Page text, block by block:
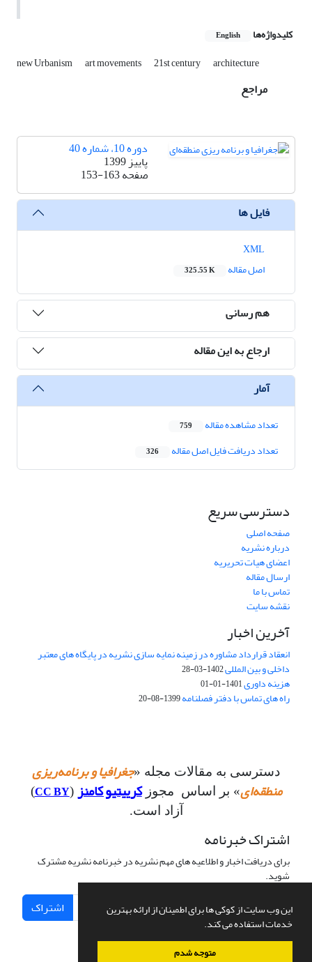
این وب سایت از کوکی ها برای اطمینان از ارائه بهترین
خدمات استفاده می کند.
متوجه شدم
کلیدواژه‌ها English
new Urbanism art movements 21st century architecture
مراجع
دوره 10، شماره 40
پاییز 1399
صفحه153-163
فایل ها
اصل مقاله
325.55 K
هم رسانی
ارجاع به این مقاله
آمار
تعداد مشاهده مقاله 759
تعداد دریافت فایل اصل مقاله 326
دسترسی سریع
صفحه اصلی
درباره نشریه
اعضای هیات تحریریه
ارسال مقاله
تماس با ما
نقشه سایت
آخرین اخبار
انعقاد قرارداد مشاوره در زمینه نمایه سازی نشریه در پایگاه های معتبر
داخلی و بین المللی1402-03-28
هزینه داوری1401-01-01
راه های تماس با دفتر فصلنامه1399-08-20
دسترسی به مقالات مجله «جغرافیا و برنامه‌ریزی
منطقه‌ای» بر اساس مجوزکرییتیو کامنز (
CC BY
)
آزاد است.
اشتراک خبرنامه
برای دریافت اخبار و اطلاعیه های مهم نشریه در خبرنامه نشریه مشترک
شوید.
اشتراک